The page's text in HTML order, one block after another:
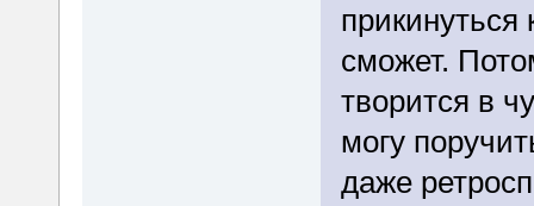
прикинуться
сможет.
творится в
могу
даже